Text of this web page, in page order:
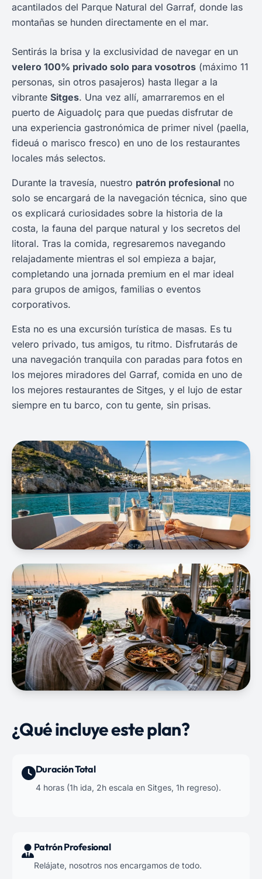
acantilados del Parque Natural del Garraf, donde las
montañas se hunden directamente en el mar.
Sentirás la brisa y la exclusividad de navegar en un
velero 100% privado solo para vosotros (máximo 11
personas, sin otros pasajeros) hasta llegar a la
vibrante Sitges. Una vez allí, amarraremos en el
puerto de Aiguadolç para que puedas disfrutar de
una experiencia gastronómica de primer nivel (paella,
fideuá o marisco fresco) en uno de los restaurantes
locales más selectos.
Durante la travesía, nuestro patrón profesional no
solo se encargará de la navegación técnica, sino que
os explicará curiosidades sobre la historia de la
costa, la fauna del parque natural y los secretos del
litoral. Tras la comida, regresaremos navegando
relajadamente mientras el sol empieza a bajar,
completando una jornada premium en el mar ideal
para grupos de amigos, familias o eventos
corporativos.
Esta no es una excursión turística de masas. Es tu
velero privado, tus amigos, tu ritmo. Disfrutarás de
una navegación tranquila con paradas para fotos en
los mejores miradores del Garraf, comida en uno de
los mejores restaurantes de Sitges, y el lujo de estar
siempre en tu barco, con tu gente, sin prisas.
¿Qué incluye este plan?
Duración Total
4 horas (1h ida, 2h escala en Sitges, 1h regreso).
Patrón Profesional
Relájate, nosotros nos encargamos de todo.